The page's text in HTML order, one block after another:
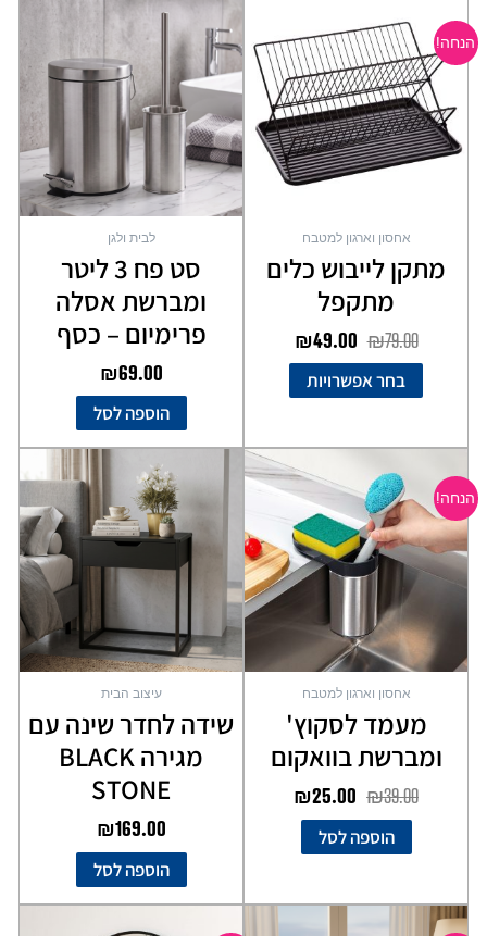
הנחה!
אחסון וארגון למטבח
מתקן לייבוש כלים
מתקפל
₪79.00
המקורי
היה:
₪79.00.
₪49.00
הוא:
₪49.00.
בחר אפשרויות
יש
מספר
סוגים.
ניתן
לבחור
את
האפשרויות
לבית ולגן
סט פח 3 ליטר
ומברשת אסלה
פרימיום – כסף
₪69.00
הוספה לסל
הנחה!
אחסון וארגון למטבח
מעמד לסקוץ'
ומברשת בוואקום
₪39.00
המקורי
היה:
₪39.00.
₪25.00
המחיר
הנוכחי
הוא:
₪25.00.
הוספה לסל
עיצוב הבית
שידה לחדר שינה עם
מגירה BLACK
STONE
₪169.00
הוספה לסל